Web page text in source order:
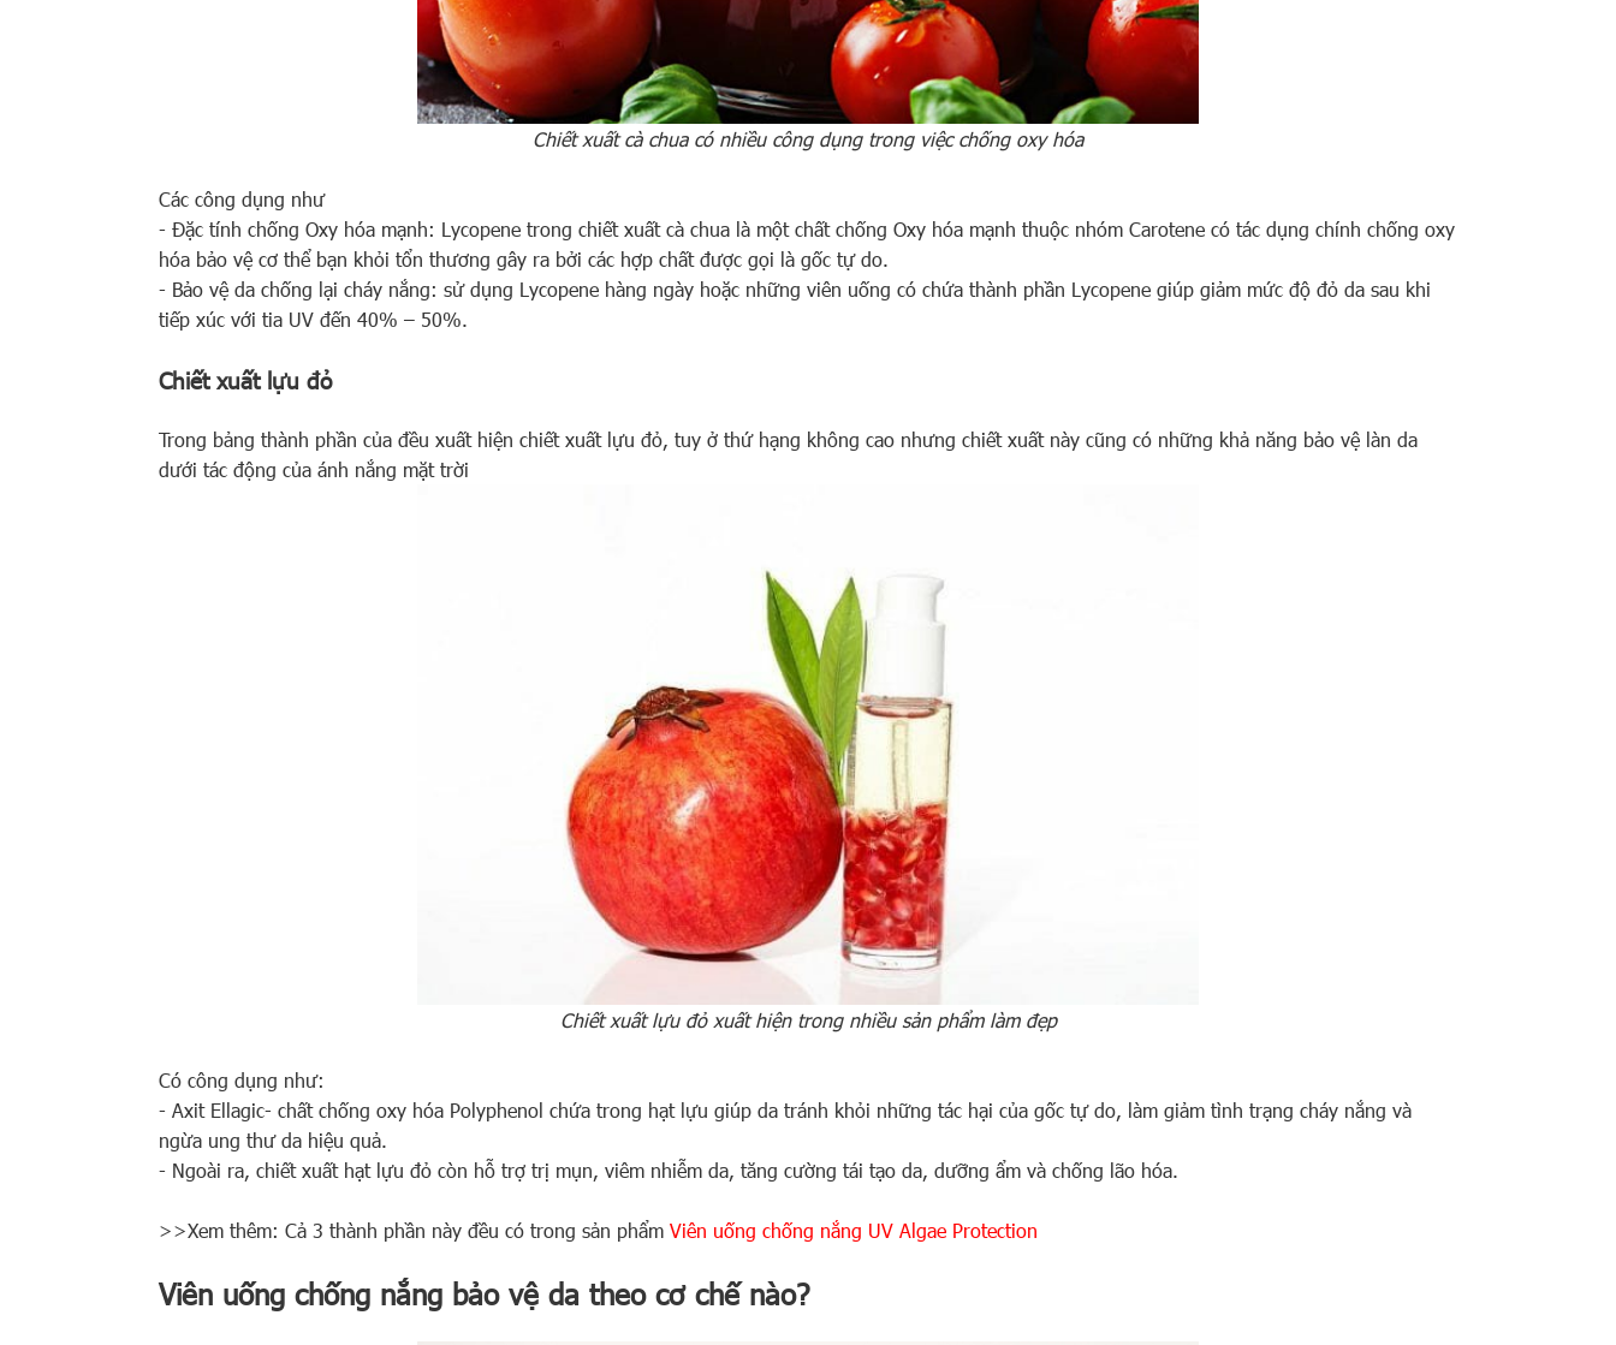
Chiết xuất cà chua có nhiều công dụng trong việc chống oxy hóa
Các công dụng như
- Đặc tính chống Oxy hóa mạnh: Lycopene trong chiết xuất cà chua là một chất chống Oxy hóa mạnh thuộc nhóm Carotene có tác dụng chính chống oxy
hóa bảo vệ cơ thể bạn khỏi tổn thương gây ra bởi các hợp chất được gọi là gốc tự do.
- Bảo vệ da chống lại cháy nắng: sử dụng Lycopene hàng ngày hoặc những viên uống có chứa thành phần Lycopene giúp giảm mức độ đỏ da sau khi
tiếp xúc với tia UV đến 40% – 50%.
Chiết xuất lựu đỏ
Trong bảng thành phần của đều xuất hiện chiết xuất lựu đỏ, tuy ở thứ hạng không cao nhưng chiết xuất này cũng có những khả năng bảo vệ làn da
dưới tác động của ánh nắng mặt trời
Chiết xuất lựu đỏ xuất hiện trong nhiều sản phẩm làm đẹp
Có công dụng như:
- Axit Ellagic- chất chống oxy hóa Polyphenol chứa trong hạt lựu giúp da tránh khỏi những tác hại của gốc tự do, làm giảm tình trạng cháy nắng và
ngừa ung thư da hiệu quả.
- Ngoài ra, chiết xuất hạt lựu đỏ còn hỗ trợ trị mụn, viêm nhiễm da, tăng cường tái tạo da, dưỡng ẩm và chống lão hóa.
>>Xem thêm: Cả 3 thành phần này đều có trong sản phẩm Viên uống chống nắng UV Algae Protection
Viên uống chống nắng bảo vệ da theo cơ chế nào?